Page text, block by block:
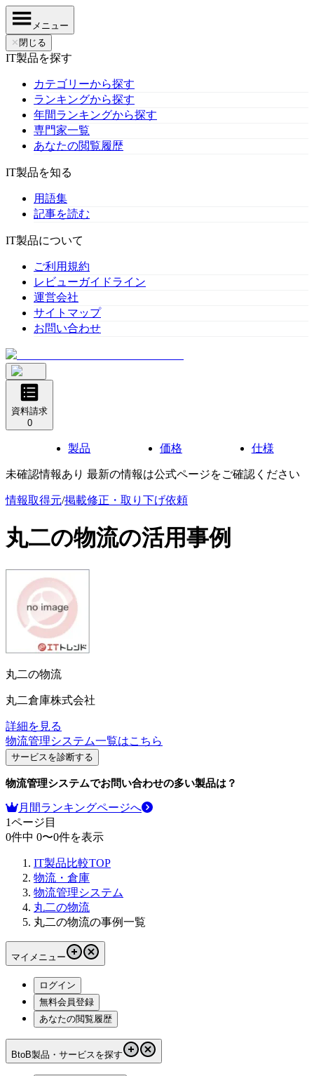
メニュー
✕ 閉じる
IT製品を探す
カテゴリーから探す
ランキングから探す
年間ランキングから探す
専門家一覧
あなたの閲覧履歴
IT製品を知る
用語集
記事を読む
IT製品について
ご利用規約
レビューガイドライン
運営会社
サイトマップ
お問い合わせ
資料請求
0
製品 価格 仕様
未確認情報あり 最新の情報は公式ページをご確認ください
情報取得元/掲載修正・取り下げ依頼
丸二の物流の活用事例
丸二の物流
丸二倉庫株式会社
詳細を見る
物流管理システム一覧はこちら
サービスを診断する
物流管理システムでお問い合わせの多い製品は？
月間ランキングページへ
1ページ目
0件中 0〜0件を表示
IT製品比較TOP
物流・倉庫
物流管理システム
丸二の物流
丸二の物流の事例一覧
マイメニュー
ログイン
無料会員登録
あなたの閲覧履歴
BtoB製品・サービスを探す